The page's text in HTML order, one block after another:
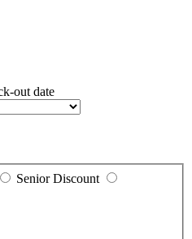
out date
Senior Discount